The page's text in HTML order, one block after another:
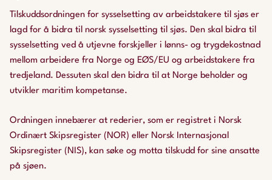
Tilskuddsordningen for sysselsetting av arbeidstakere til sjøs er
lagd for å bidra til norsk sysselsetting til sjøs. Den skal bidra til
sysselsetting ved å utjevne forskjeller i lønns- og trygdekostnad
mellom arbeidere fra Norge og EØS/EU og arbeidstakere fra
tredjeland. Dessuten skal den bidra til at Norge beholder og
utvikler maritim kompetanse.
Ordningen innebærer at rederier, som er registret i Norsk
Ordinært Skipsregister (NOR) eller Norsk Internasjonal
Skipsregister (NIS), kan søke og motta tilskudd for sine ansatte
på sjøen.